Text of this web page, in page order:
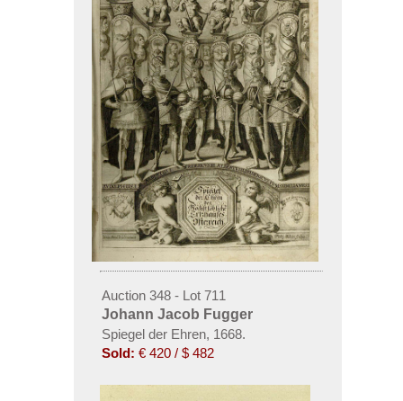
Auction 348 - Lot 711
Johann Jacob Fugger
Spiegel der Ehren, 1668.
Sold: € 420 / $ 482